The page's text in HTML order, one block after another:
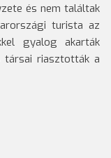
és nem találtak
turista az
gyalog akarták
társai riasztották a